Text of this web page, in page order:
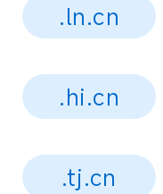
.ln.cn
.hi.cn
.tj.cn